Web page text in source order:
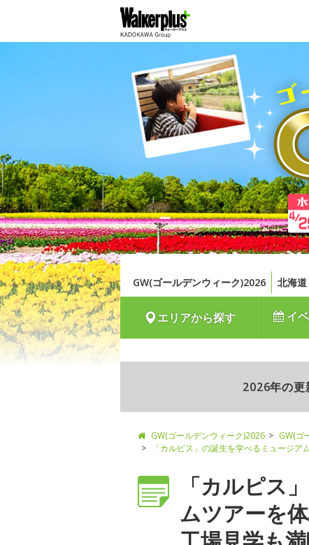
GW(ゴールデンウィーク)2026 北海道
エリアから探す イ
2026年の更
GW(ゴールデンウィーク)2026 GW(ゴ
「カルピス」の誕生を学べるミュージ
「カルピス
ムツアーを